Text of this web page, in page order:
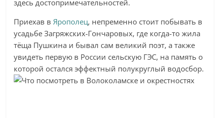
здесь достопримечательностей.
Приехав в Ярополец, непременно стоит побывать в
усадьбе Загряжских-Гончаровых, где когда-то жила
тёща Пушкина и бывал сам великий поэт, а также
увидеть первую в России сельскую ГЭС, на память о
которой остался эффектный полукруглый водосбор.